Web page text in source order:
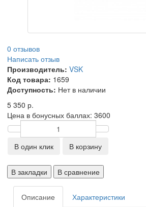
0 отзывов
Написать отзыв
Производитель: VSK
Код товара: 1659
Доступность: Нет в наличии
5 350 р.
Цена в бонусных баллах: 3600
В один клик В корзину
В закладки В сравнение
Описание
Характеристики